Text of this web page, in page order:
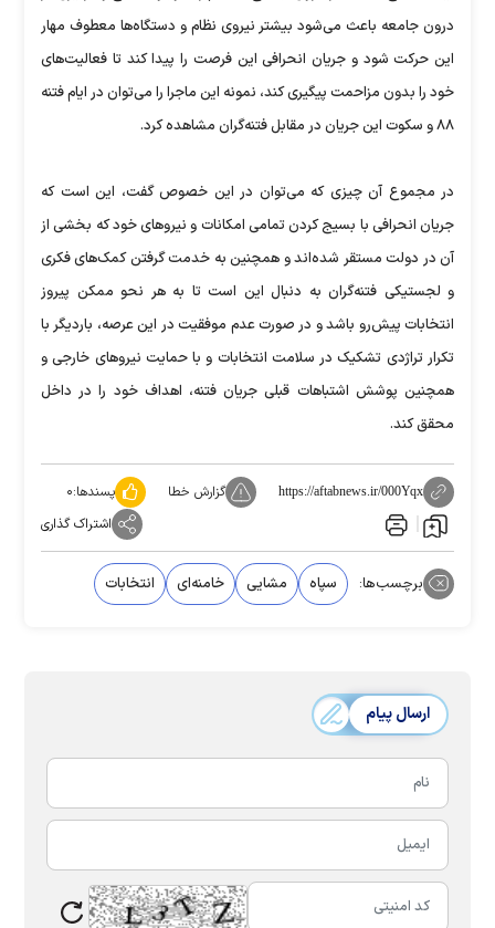
درون جامعه باعث می‌شود بیشتر نیروی نظام و دستگاه‌ها معطوف مهار
این حرکت شود و جریان انحرافی این فرصت را پیدا کند تا فعالیت‌های
خود را بدون مزاحمت پیگیری کند، نمونه این ماجرا را می‌توان در ایام فتنه
۸۸ و سکوت این جریان در مقابل فتنه‌گران مشاهده کرد.
در مجموع آن چیزی که می‌توان در این خصوص گفت، این است که
جریان انحرافی با بسیج کردن تمامی امکانات و نیروهای خود که بخشی از
آن در دولت مستقر شده‌اند و همچنین به خدمت گرفتن کمک‌های فکری
و لجستیکی فتنه‌گران به دنبال این است تا به هر نحو ممکن پیروز
انتخابات پیش‌رو باشد و در صورت عدم موفقیت در این عرصه، باردیگر با
تکرار تراژدی تشکیک در سلامت انتخابات و با حمایت نیروهای خارجی و
همچنین پوشش اشتباهات قبلی جریان فتنه، اهداف خود را در داخل
محقق کند.
https://aftabnews.ir/000Yqx گزارش خطا پسندها:۰
اشتراک گذاری
برچسب‌ها: سپاه مشایی خامنه‌ای انتخابات
ارسال پیام